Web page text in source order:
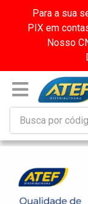
Para a sua
PIX em
Nosso